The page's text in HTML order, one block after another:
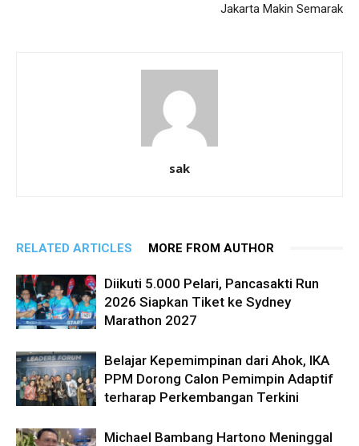
Jakarta Makin Semarak
sak
RELATED ARTICLES MORE FROM AUTHOR
Diikuti 5.000 Pelari, Pancasakti Run
2026 Siapkan Tiket ke Sydney
Marathon 2027
Belajar Kepemimpinan dari Ahok, IKA
PPM Dorong Calon Pemimpin Adaptif
terharap Perkembangan Terkini
Michael Bambang Hartono Meninggal